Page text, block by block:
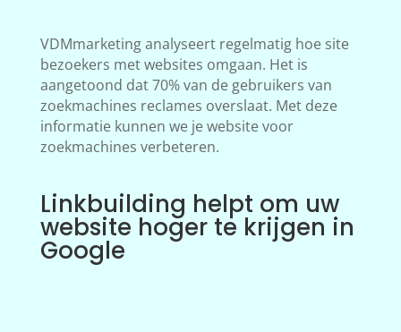
VDMmarketing analyseert regelmatig hoe site
bezoekers met websites omgaan. Het is
aangetoond dat 70% van de gebruikers van
zoekmachines reclames overslaat. Met deze
informatie kunnen we je website voor
zoekmachines verbeteren.
Linkbuilding helpt om uw
website hoger te krijgen in
Google